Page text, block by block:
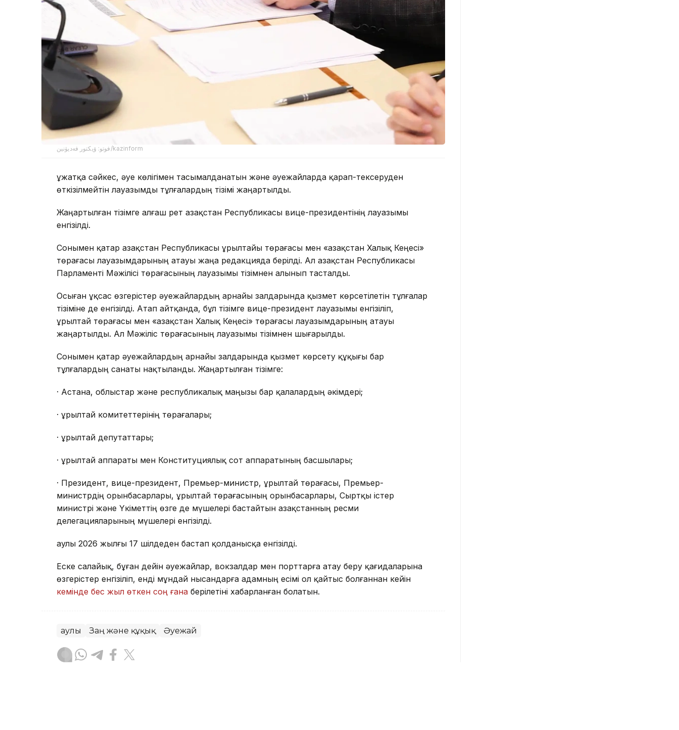
فوتو: ۆيكتور فەديۋنين/kazinform
Құжатқа сәйкес, әуе көлігімен тасымалданатын және әуежайларда қарап-тексеруден
өткізілмейтін лауазымды тұлғалардың тізімі жаңартылды.
Жаңартылған тізімге алғаш рет Қазақстан Республикасы вице-президентінің лауазымы
енгізілді.
Сонымен қатар Қазақстан Республикасы Құрылтайы төрағасы мен «Қазақстан Халық Кеңесі»
төрағасы лауазымдарының атауы жаңа редакцияда берілді. Ал Қазақстан Республикасы
Парламенті Мәжілісі төрағасының лауазымы тізімнен алынып тасталды.
Осыған ұқсас өзгерістер әуежайлардың арнайы залдарында қызмет көрсетілетін тұлғалар
тізіміне де енгізілді. Атап айтқанда, бұл тізімге вице-президент лауазымы енгізіліп,
Құрылтай төрағасы мен «Қазақстан Халық Кеңесі» төрағасы лауазымдарының атауы
жаңартылды. Ал Мәжіліс төрағасының лауазымы тізімнен шығарылды.
Сонымен қатар әуежайлардың арнайы залдарында қызмет көрсету құқығы бар
тұлғалардың санаты нақтыланды. Жаңартылған тізімге:
· Астана, облыстар және республикалық маңызы бар қалалардың әкімдері;
· Құрылтай комитеттерінің төрағалары;
· Құрылтай депутаттары;
· Құрылтай аппараты мен Конституциялық сот аппаратының басшылары;
· Президент, вице-президент, Премьер-министр, Құрылтай төрағасы, Премьер-
министрдің орынбасарлары, Құрылтай төрағасының орынбасарлары, Сыртқы істер
министрі және Үкіметтің өзге де мүшелері бастайтын Қазақстанның ресми
делегацияларының мүшелері енгізілді.
Қаулы 2026 жылғы 17 шілдеден бастап қолданысқа енгізілді.
Еске салайық, бұған дейін әуежайлар, вокзалдар мен порттарға атау беру қағидаларына
өзгерістер енгізіліп, енді мұндай нысандарға адамның есімі ол қайтыс болғаннан кейін
кемінде бес жыл өткен соң ғана берілетіні хабарланған болатын.
Қаулы Заң және құқық Әуежай